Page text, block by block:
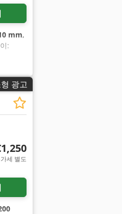
mm,
:
광고
세 별도